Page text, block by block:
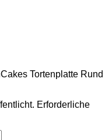
Tortenplatte Rund
Erforderliche